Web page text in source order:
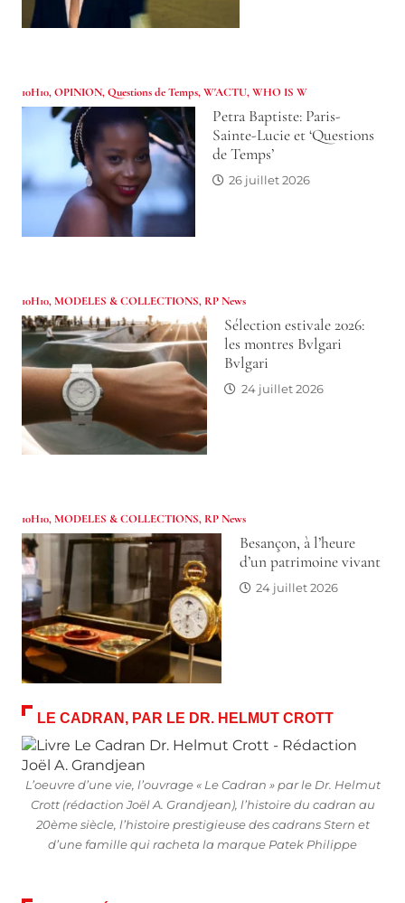
10H10,OPINION,Questions de Temps,W'ACTU,WHO IS W
Petra Baptiste: Paris-
Sainte-Lucie et ‘Questions
de Temps’
26 juillet 2026
10H10,MODELES & COLLECTIONS, RP News
Sélection estivale 2026:
les montres Bvlgari
Bvlgari
24 juillet 2026
10H10,MODELES & COLLECTIONS, RP News
Besançon, à l’heure
d’un patrimoine vivant
24 juillet 2026
LE CADRAN, PAR LE DR. HELMUT CROTT
L’oeuvre d’une vie, l’ouvrage « Le Cadran » par le Dr. Helmut
Crott (rédaction Joël A. Grandjean), l’histoire du cadran au
20ème siècle, l’histoire prestigieuse des cadrans Stern et
d’une famille qui racheta la marque Patek Philippe